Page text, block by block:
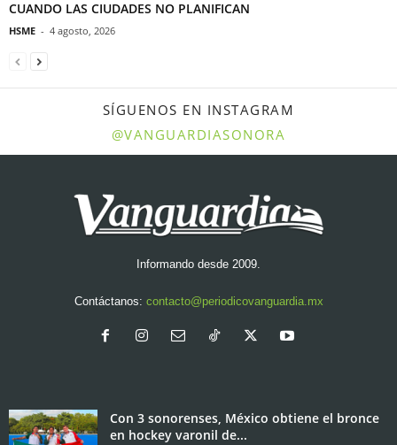
CUANDO LAS CIUDADES NO PLANIFICAN
HSME - 4 agosto, 2026
SÍGUENOS EN INSTAGRAM
@VANGUARDIASONORA
Informando desde 2009.
Contáctanos: contacto@periodicovanguardia.mx
Con 3 sonorenses, México obtiene el bronce
en hockey varonil de...